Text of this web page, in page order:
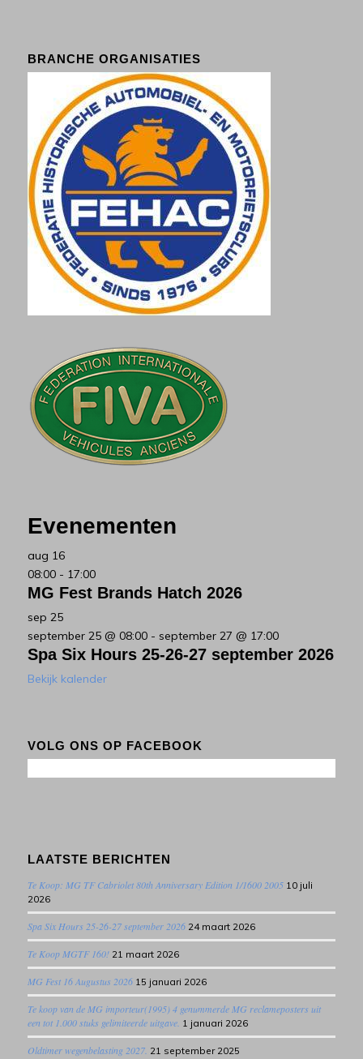
BRANCHE ORGANISATIES
Evenementen
aug 16
08:00- 17:00
MG Fest Brands Hatch 2026
sep 25
september 25 @ 08:00- september 27 @ 17:00
Spa Six Hours 25-26-27 september 2026
Bekijk kalender
VOLG ONS OP FACEBOOK
LAATSTE BERICHTEN
Te Koop: MG TF Cabriolet 80th Anniversary Edition 1/1600 2005 10 juli
2026
Spa Six Hours 25-26-27 september 2026 24 maart 2026
Te Koop MGTF 160! 21 maart 2026
MG Fest 16 Augustus 2026 15 januari 2026
Te koop van de MG importeur(1995) 4 genummerde MG reclameposters uit
een tot 1.000 stuks gelimiteerde uitgave. 1 januari 2026
Oldtimer wegenbelasting 2027. 21 september 2025